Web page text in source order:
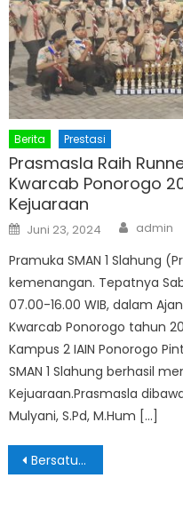
Berita Prestasi
Prasmasla Raih
Kwarcab Ponorogo
Kejuaraan
Posted
on
Juni 23, 2024 Author
admin
Pramuka SMAN 1 Slahung
kemenangan. Tepatnya
07.00-16.00 WIB, dalam
Kwarcab Ponorogo tahun
Kampus 2 IAIN Ponorogo
SMAN 1 Slahung berhasil
Kejuaraan.Prasmasla
Mulyani, S.Pd, M.Hum […]
Navigasi
Bersatu Bangun Bangsa, SMAN 1 Slahung Peringati Sumpah Pemuda ke-94